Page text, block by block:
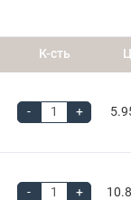
К-сть
- +
- +